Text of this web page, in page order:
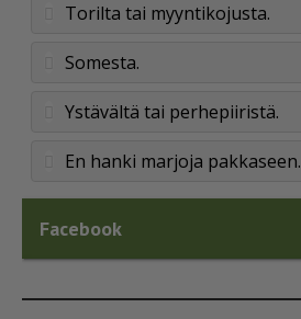
Torilta tai myyntikojusta.
Somesta.
Ystävältä tai perhepiiristä.
En hanki marjoja pakkaseen.
Facebook